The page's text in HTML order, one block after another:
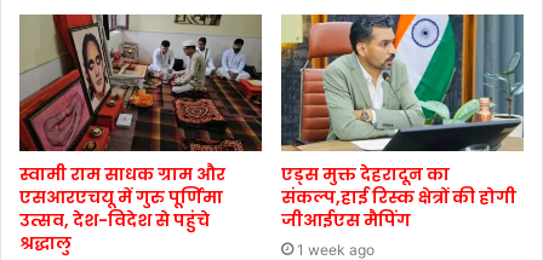
स्वामी राम साधक ग्राम और
एसआरएचयू में गुरु पूर्णिमा
उत्सव, देश-विदेश से पहुंचे
श्रद्धालु
एड्स मुक्त देहरादून का
संकल्प,हाई रिस्क क्षेत्रों की होगी
जीआईएस मैपिंग
1 week ago